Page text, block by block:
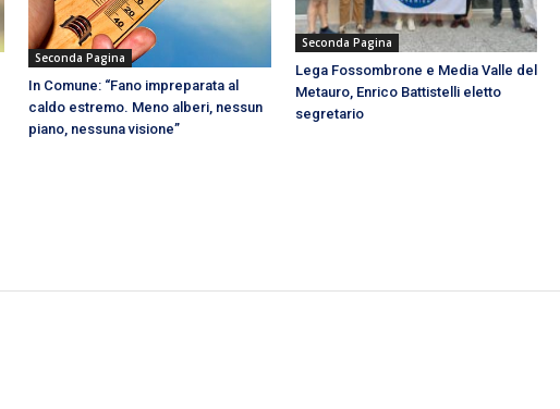
Seconda Pagina
In Comune: “Fano impreparata al
caldo estremo. Meno alberi, nessun
piano, nessuna visione”
Seconda Pagina
Lega Fossombrone e Media Valle del
Metauro, Enrico Battistelli eletto
segretario